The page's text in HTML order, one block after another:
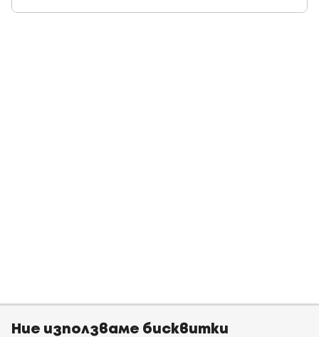
Ние използваме бисквитки